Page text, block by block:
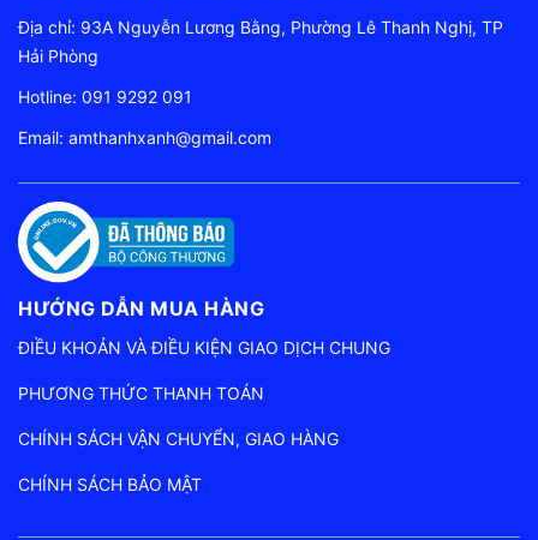
Địa chỉ: 93A Nguyễn Lương Bằng, Phường Lê Thanh Nghị, TP
Hải Phòng
Hotline: 091 9292 091
Email: amthanhxanh@gmail.com
HƯỚNG DẪN MUA HÀNG
ĐIỀU KHOẢN VÀ ĐIỀU KIỆN GIAO DỊCH CHUNG
PHƯƠNG THỨC THANH TOÁN
CHÍNH SÁCH VẬN CHUYỂN, GIAO HÀNG
CHÍNH SÁCH BẢO MẬT